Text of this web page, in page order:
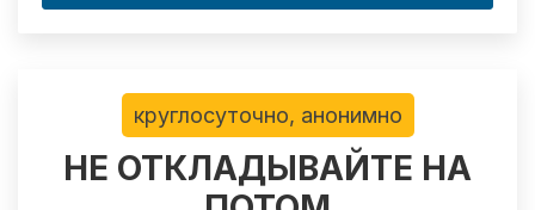
круглосуточно, анонимно
НЕ ОТКЛАДЫВАЙТЕ НА